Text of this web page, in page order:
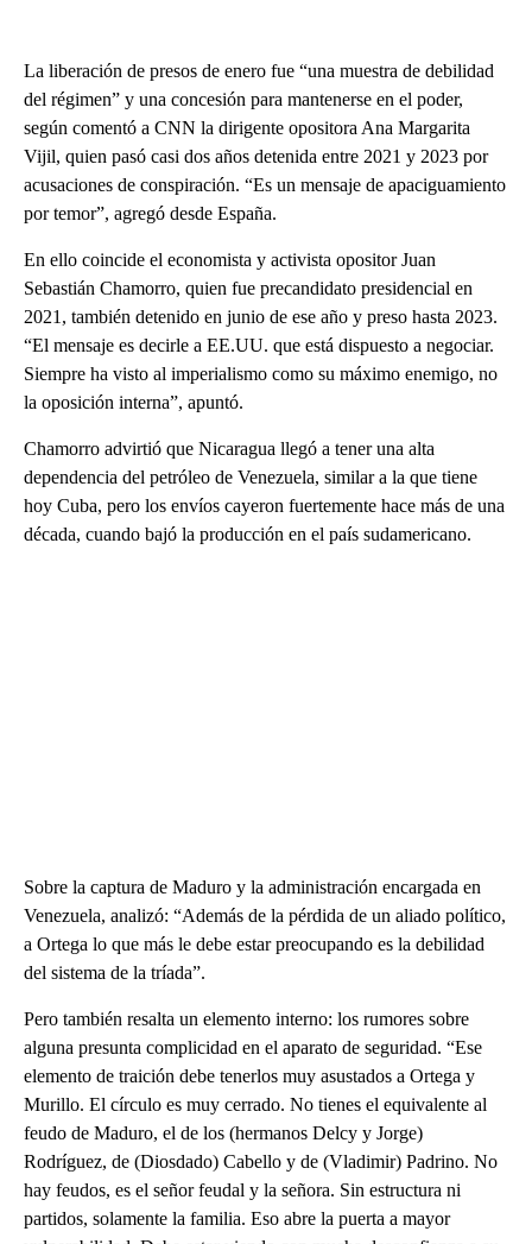
La liberación de presos de enero fue “una muestra de debilidad
del régimen” y una concesión para mantenerse en el poder,
según comentó a CNN la dirigente opositora Ana Margarita
Vijil, quien pasó casi dos años detenida entre 2021 y 2023 por
acusaciones de conspiración. “Es un mensaje de apaciguamiento
por temor”, agregó desde España.
En ello coincide el economista y activista opositor Juan
Sebastián Chamorro, quien fue precandidato presidencial en
2021, también detenido en junio de ese año y preso hasta 2023.
“El mensaje es decirle a EE.UU. que está dispuesto a negociar.
Siempre ha visto al imperialismo como su máximo enemigo, no
la oposición interna”, apuntó.
Chamorro advirtió que Nicaragua llegó a tener una alta
dependencia del petróleo de Venezuela, similar a la que tiene
hoy Cuba, pero los envíos cayeron fuertemente hace más de una
década, cuando bajó la producción en el país sudamericano.
Sobre la captura de Maduro y la administración encargada en
Venezuela, analizó: “Además de la pérdida de un aliado político,
a Ortega lo que más le debe estar preocupando es la debilidad
del sistema de la tríada”.
Pero también resalta un elemento interno: los rumores sobre
alguna presunta complicidad en el aparato de seguridad. “Ese
elemento de traición debe tenerlos muy asustados a Ortega y
Murillo. El círculo es muy cerrado. No tienes el equivalente al
feudo de Maduro, el de los (hermanos Delcy y Jorge)
Rodríguez, de (Diosdado) Cabello y de (Vladimir) Padrino. No
hay feudos, es el señor feudal y la señora. Sin estructura ni
partidos, solamente la familia. Eso abre la puerta a mayor